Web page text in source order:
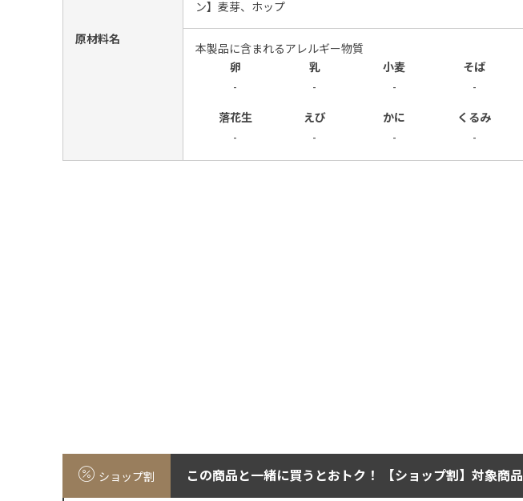
原材料名
ン】麦芽、ホップ
本製品に含まれるアレルギー物質
卵
乳 小麦
そば
-
- - -
落花生 えび かに
くるみ
-
- - -
ショップ割 この商品と一緒に買うとおトク！ 【ショップ割】対象商品